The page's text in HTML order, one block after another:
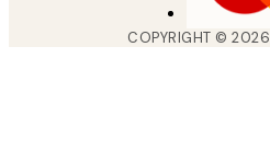
COPYRIGHT ©2026